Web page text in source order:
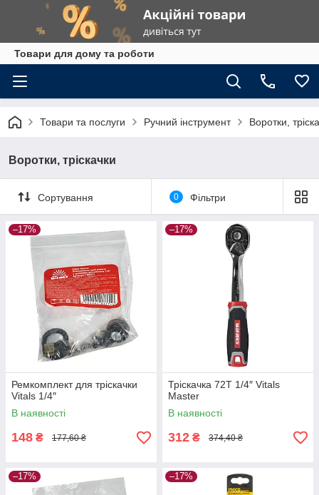
Товари для дому та роботи
Товари та послуги Ручний інструмент Воротки,
Воротки, тріскачки
Сортування 0 Фільтри
–17%
Ремкомплект для тріскачки
Vitals 1/4″
В наявності
148 ₴ 177,60 ₴
–17%
Тріскачка 72T 1/4″ Vitals
Master
В наявності
312 ₴ 374,40 ₴
–17% –17%